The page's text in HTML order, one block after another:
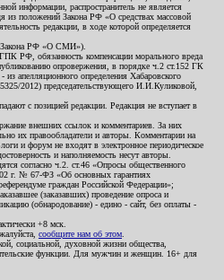
информации, распространитель не является
из положений Закона РФ «О средствах массовой
редакции, в ходе которой определяется
Закона РФ «О СМИ»).
РФ, обязанность компенсации морального вреда
опровержения, в порядке ч.2 ст.152 ГК
апелляционного определения Хабаровского
2012) председательствующего И.И.Куликовой,
с позицией редакции. Редакция не вступает в
внешних ссылок и комментариев. За них
их правообладатели и авторы. Комментарии на
и форум не входят в электронное периодическое
и наполняемость несут авторы.
согласно ч.2. ст.46 «Опросы общественного
г. № 67-ФЗ «Об основных гарантиях
граждан Российской Федерации»;
(заказавших) проведение опроса и
(обнародование) - едино - сайт, без оплаты -
+8 мск.
сообщите нам об этом
социальной, духовной жизни общества,
функции. Для мужчин и женщин. 16+ для